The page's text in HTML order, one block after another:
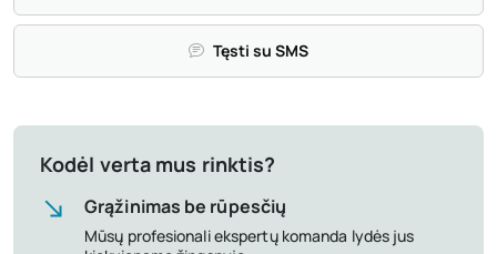
Tęsti su SMS
Kodėl verta mus rinktis?
Grąžinimas be rūpesčių
Mūsų profesionali ekspertų komanda lydės jus